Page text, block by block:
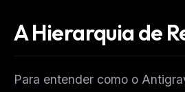
A Hierarquia de
Para entender como o